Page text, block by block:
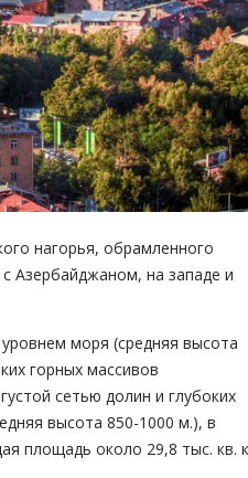
нагорья, обрамленного
Азербайджаном, на западе и
моря (средняя высота
горных массивов
сетью долин и глубоких
высота 850-1000 м.), в
площадь около 29,8 тыс. кв.